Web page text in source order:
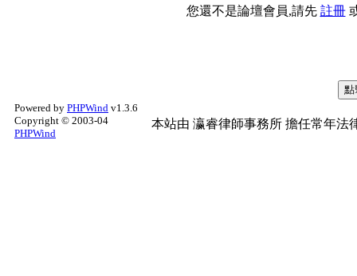
您還不是論壇會員,請先 註冊
Powered by PHPWind v1.3.6
Copyright © 2003-04
PHPWind
本站由 瀛睿律師事務所 擔任常年法